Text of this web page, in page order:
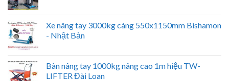
Xe nâng tay 3000kg càng 550x1150mm Bishamon
- Nhật Bản
Bàn nâng tay 1000kg nâng cao 1m hiệu TW-
LIFTER Đài Loan